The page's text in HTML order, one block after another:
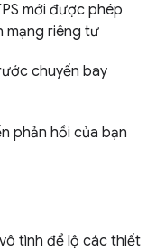
mới được phép
mạng riêng tư
chuyến bay
phản hồi của bạn
tình để lộ các thiết